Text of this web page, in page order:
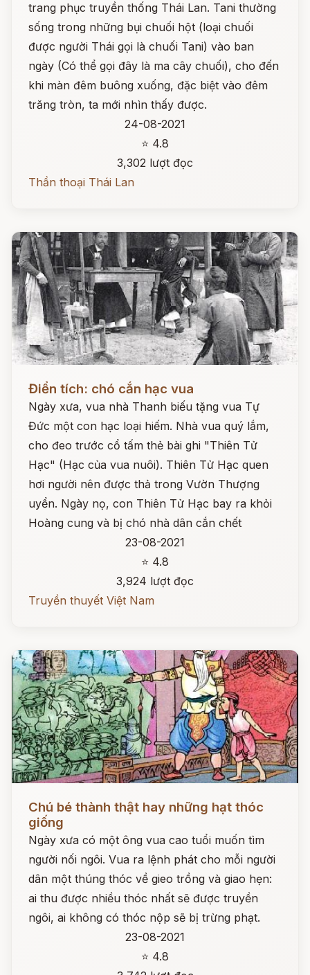
trang phục truyền thống Thái Lan. Tani thường
sống trong những bụi chuối hột (loại chuối
được người Thái gọi là chuối Tani) vào ban
ngày (Có thể gọi đây là ma cây chuối), cho đến
khi màn đêm buông xuống, đặc biệt vào đêm
trăng tròn, ta mới nhìn thấy được.
24-08-2021
⭐ 4.8
3,302 lượt đọc
Thần thoại Thái Lan
Đọc ngay
Điển tích: chó cắn hạc vua
Ngày xưa, vua nhà Thanh biếu tặng vua Tự
Đức một con hạc loại hiếm. Nhà vua quý lắm,
cho đeo trước cổ tấm thẻ bài ghi "Thiên Tử
Hạc" (Hạc của vua nuôi). Thiên Tử Hạc quen
hơi người nên được thả trong Vườn Thượng
uyển. Ngày nọ, con Thiên Tử Hạc bay ra khỏi
Hoàng cung và bị chó nhà dân cắn chết
23-08-2021
⭐ 4.8
3,924 lượt đọc
Truyền thuyết Việt Nam
Chú bé thành thật hay những hạt thóc
giống
Ngày xưa có một ông vua cao tuổi muốn tìm
người nối ngôi. Vua ra lệnh phát cho mỗi người
dân một thúng thóc về gieo trồng và giao hẹn:
ai thu được nhiều thóc nhất sẽ được truyền
ngôi, ai không có thóc nộp sẽ bị trừng phạt.
23-08-2021
⭐ 4.8